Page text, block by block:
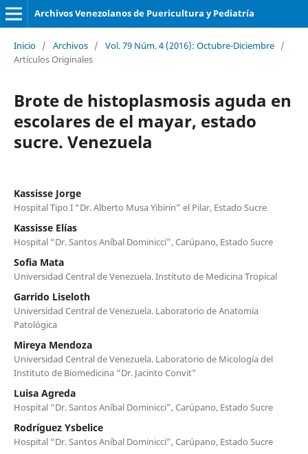
Archivos Venezolanos de Puericultura y Pediatría
Inicio / Archivos / Vol. 79 Núm. 4 (2016): Octubre-Diciembre /
Artículos Originales
Brote de histoplasmosis aguda en
escolares de el mayar, estado
sucre. Venezuela
Kassisse Jorge
Hospital Tipo I “Dr. Alberto Musa Yibirin” el Pilar, Estado Sucre
Kassisse Elías
Hospital “Dr. Santos Aníbal Dominicci”, Carúpano, Estado Sucre
Sofia Mata
Universidad Central de Venezuela. Instituto de Medicina Tropical
Garrido Liseloth
Universidad Central de Venezuela. Laboratorio de Anatomía
Patológica
Mireya Mendoza
Universidad Central de Venezuela. Laboratorio de Micología del
Instituto de Biomedicina “Dr. Jacinto Convit”
Luisa Agreda
Hospital “Dr. Santos Aníbal Dominicci”, Carúpano, Estado Sucre
Rodríguez Ysbelice
Hospital “Dr. Santos Aníbal Dominicci”, Carúpano, Estado Sucre